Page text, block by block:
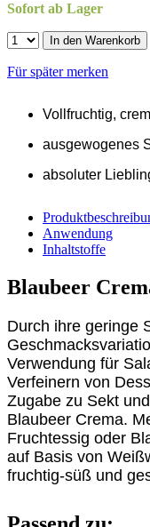
Sofort ab Lager
In den Warenkorb
Für später merken
Vollfruchtig,
ausgewogenes
absoluter
Anwendung
Inhaltstoffe
Blaubeer
Durch ihre geringe
Verwendung für
Verfeinern von
Zugabe zu Sekt
Blaubeer Crema.
Fruchtessig oder
auf Basis von
fruchtig-süß und